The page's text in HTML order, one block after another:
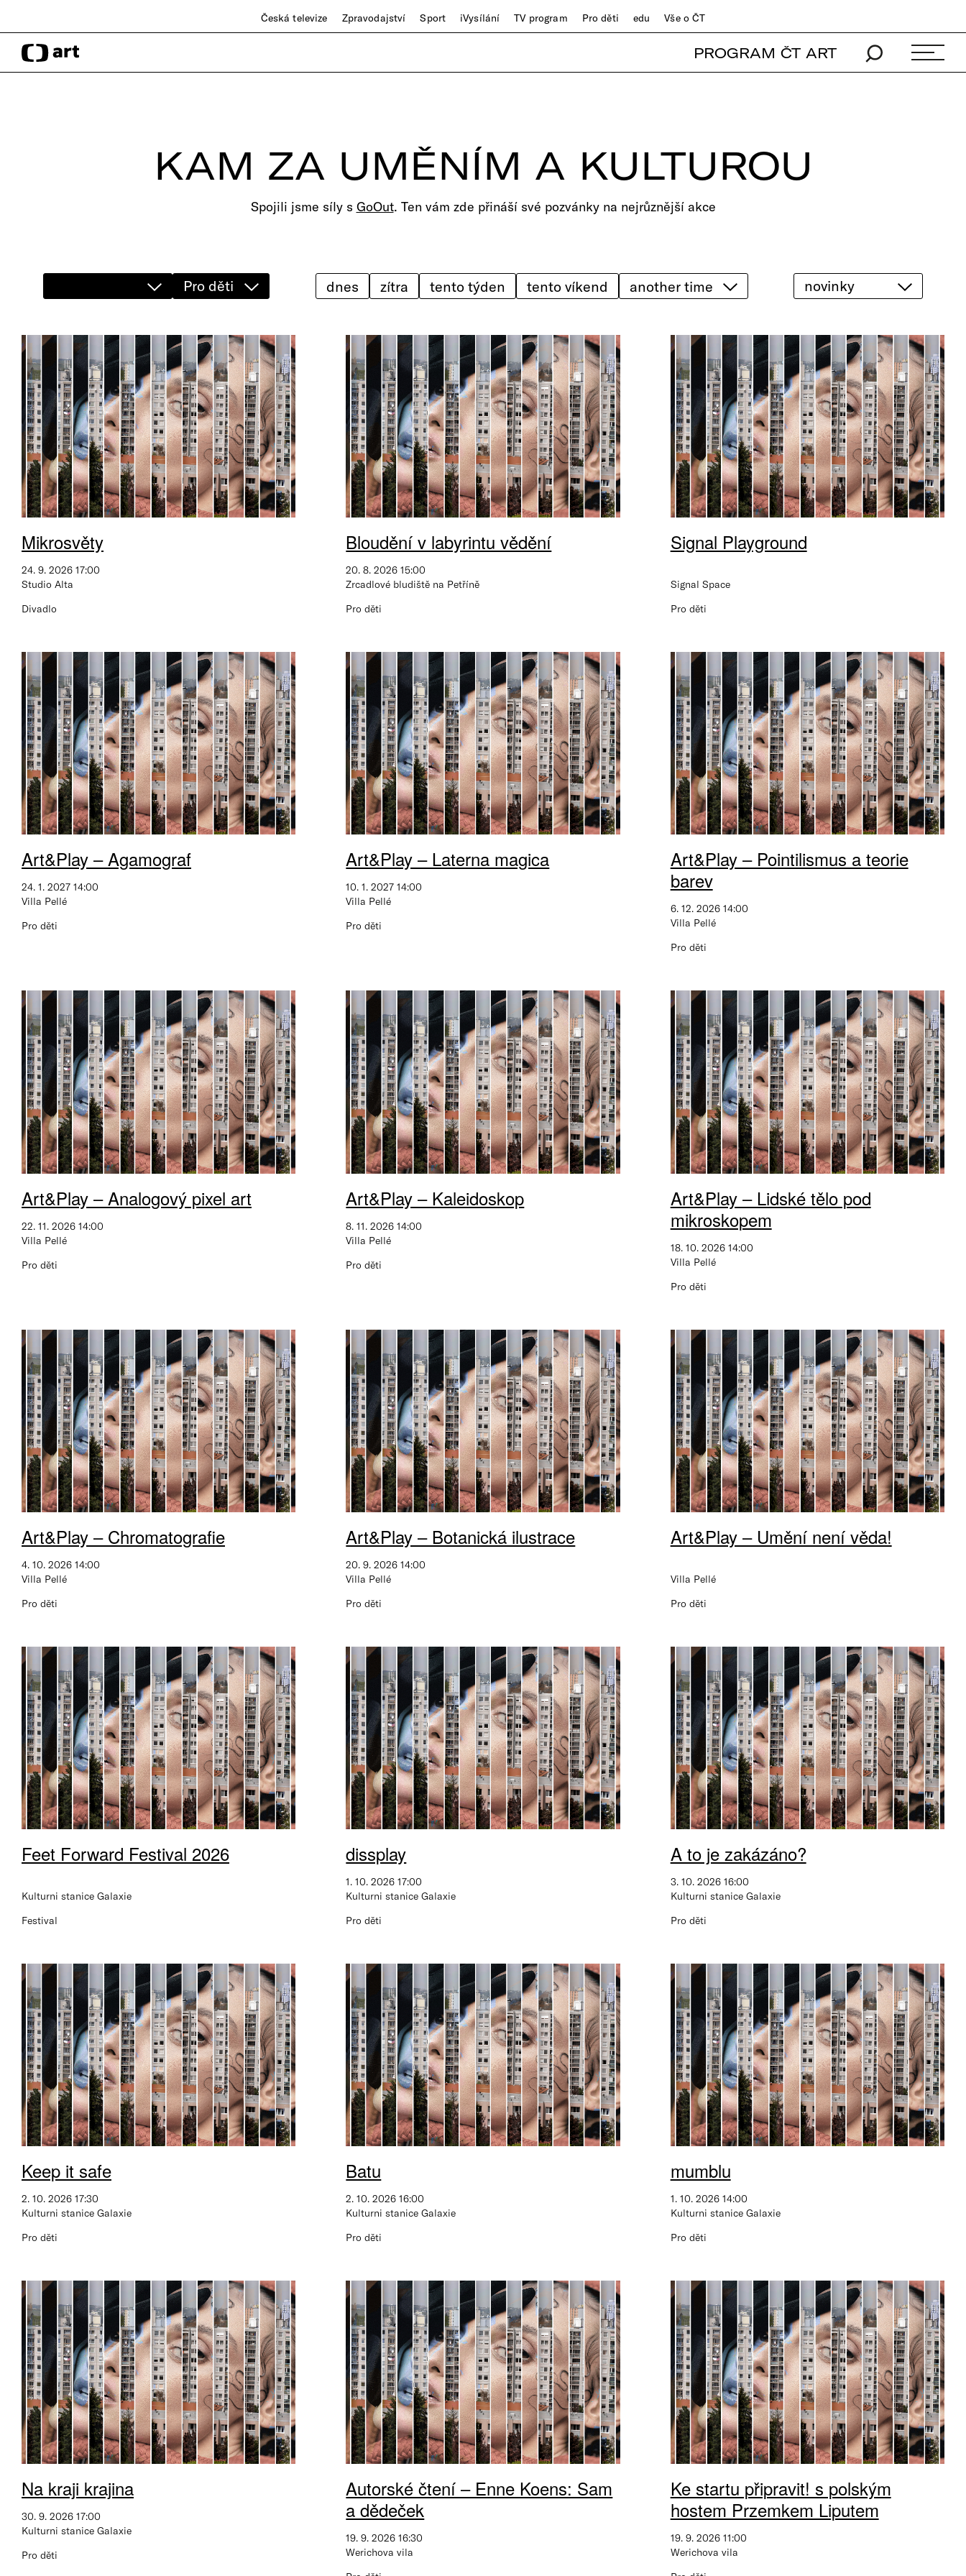
Česká televize Zpravodajství Sport iVysílání TV program Pro děti edu Vše o ČT
PROGRAM ČT ART
KAM ZA UMĚNÍM A KULTUROU
Spojili jsme síly s GoOut. Ten vám zde přináší své pozvánky na nejrůznější akce
Pro děti dnes zítra tento týden tento víkend novinky
Mikrosvěty
24. 9. 2026 17:00
Studio Alta
Divadlo
Bloudění v labyrintu vědění
20. 8. 2026 15:00
Zrcadlové bludiště na Petříně
Pro děti
Signal Playground
Signal Space
Pro děti
Art&Play – Agamograf
24. 1. 2027 14:00
Villa Pellé
Pro děti
Art&Play – Laterna magica
10. 1. 2027 14:00
Villa Pellé
Pro děti
Art&Play – Pointilismus a teorie
barev
6. 12. 2026 14:00
Villa Pellé
Pro děti
Art&Play – Analogový pixel art
22. 11. 2026 14:00
Villa Pellé
Pro děti
Art&Play – Kaleidoskop
8. 11. 2026 14:00
Villa Pellé
Pro děti
Art&Play – Lidské tělo pod
mikroskopem
18. 10. 2026 14:00
Villa Pellé
Pro děti
Art&Play – Chromatografie
4. 10. 2026 14:00
Villa Pellé
Pro děti
Art&Play – Botanická ilustrace
20. 9. 2026 14:00
Villa Pellé
Pro děti
Art&Play – Umění není věda!
Villa Pellé
Pro děti
Feet Forward Festival 2026
Kulturni stanice Galaxie
Festival
dissplay
1. 10. 2026 17:00
Kulturni stanice Galaxie
Pro děti
A to je zakázáno?
3. 10. 2026 16:00
Kulturni stanice Galaxie
Pro děti
Keep it safe
2. 10. 2026 17:30
Kulturni stanice Galaxie
Pro děti
Batu
2. 10. 2026 16:00
Kulturni stanice Galaxie
Pro děti
mumblu
1. 10. 2026 14:00
Kulturni stanice Galaxie
Pro děti
Na kraji krajina
30. 9. 2026 17:00
Kulturni stanice Galaxie
Pro děti
Autorské čtení – Enne Koens: Sam
a dědeček
19. 9. 2026 16:30
Werichova vila
Ke startu připravit! s polským
hostem Przemkem Liputem
19. 9. 2026 11:00
Werichova vila